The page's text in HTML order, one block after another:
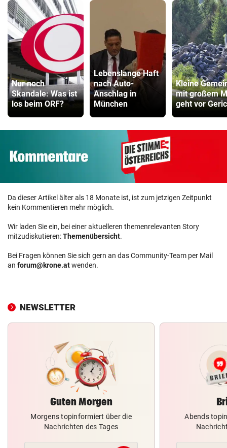
Nur noch
Skandale: Was ist
los beim ORF?
Lebenslange Haft
nach Auto-
Anschlag in
München
Kleine
mit großem
geht vor
Da dieser Artikel älter als 18 Monate ist, ist zum jetzigen Zeitpunkt
kein Kommentieren mehr möglich.
Wir laden Sie ein, bei einer aktuelleren themenrelevanten Story
mitzudiskutieren:Themenübersicht.
Bei Fragen können Sie sich gern an das Community-Team per Mail
an forum@krone.atwenden.
NEWSLETTER
Guten Morgen
Morgens topinformiert über die
Nachrichten des Tages
Abends